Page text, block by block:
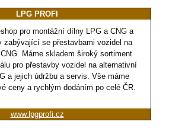
LPG PROFI
pro montážní dílny LPG a CNG a
zabývající se přestavbami vozidel na
Máme skladem široký sortiment
pro přestavby vozidel na alternativní
a jejich údržbu a servis. Vše máme
ceny a rychlým dodáním po celé ČR.
www.lpgprofi.cz